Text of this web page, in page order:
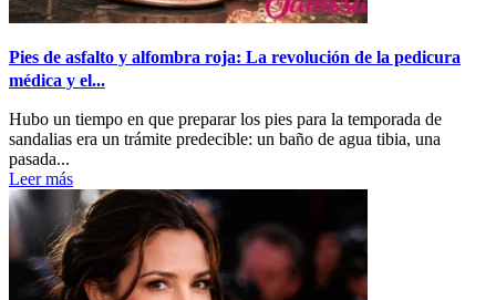
Pies de asfalto y alfombra roja: La revolución de la pedicura
médica y el...
Hubo un tiempo en que preparar los pies para la temporada de
sandalias era un trámite predecible: un baño de agua tibia, una
pasada...
Leer más